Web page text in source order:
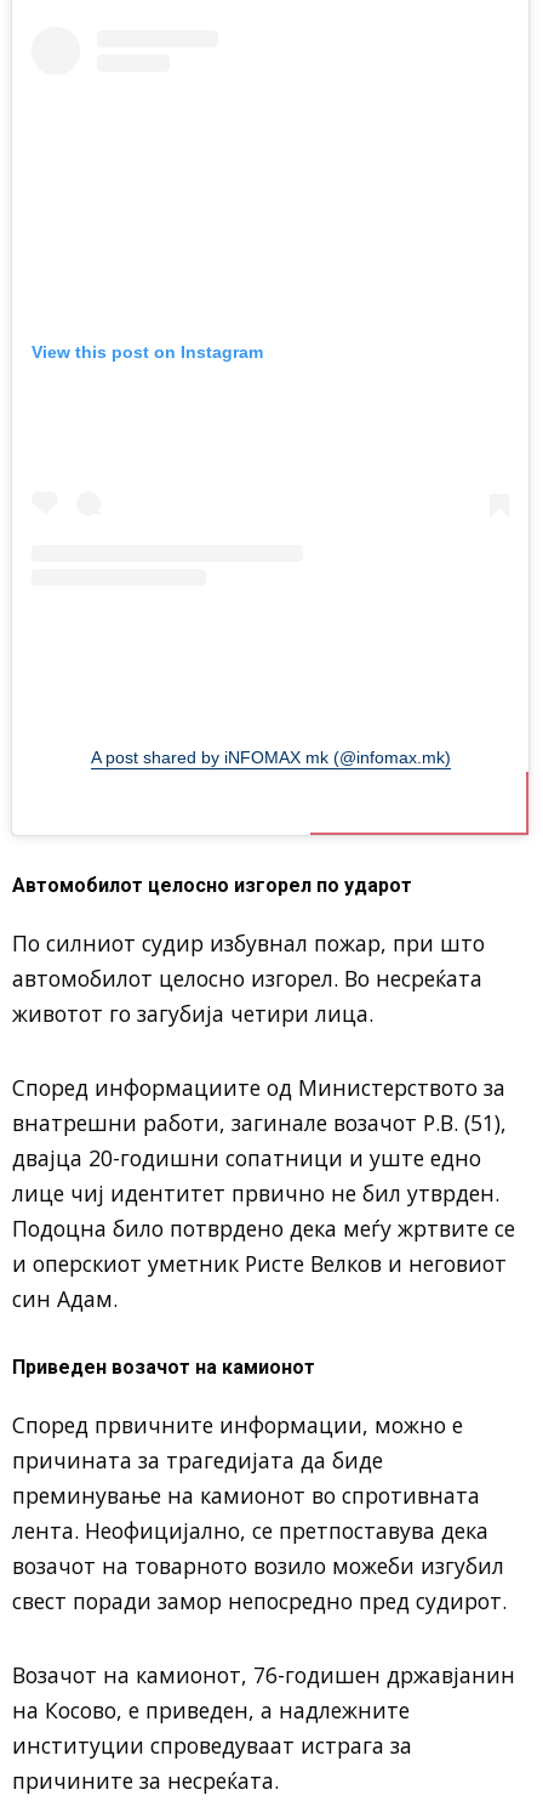
View this post on Instagram
A post shared by iNFOMAX mk (@infomax.mk)
Автомобилот целосно изгорел по ударот
По силниот судир избувнал пожар, при што
автомобилот целосно изгорел. Во несреќата
животот го загубија четири лица.
Според информациите од Министерството за
внатрешни работи, загинале возачот Р.В. (51),
двајца 20-годишни сопатници и уште едно
лице чиј идентитет првично не бил утврден.
Подоцна било потврдено дека меѓу жртвите се
и оперскиот уметник Ристе Велков и неговиот
син Адам.
Приведен возачот на камионот
Според првичните информации, можно е
причината за трагедијата да биде
преминување на камионот во спротивната
лента. Неофицијално, се претпоставува дека
возачот на товарното возило можеби изгубил
свест поради замор непосредно пред судирот.
Возачот на камионот, 76-годишен државјанин
на Косово, е приведен, а надлежните
институции спроведуваат истрага за
причините за несреќата.